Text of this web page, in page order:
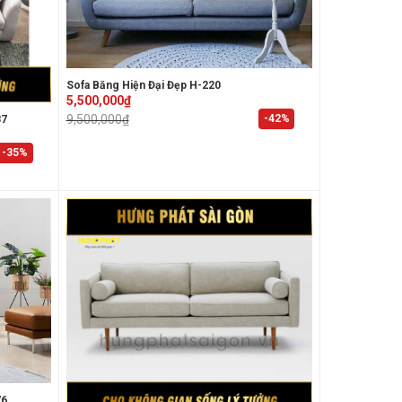
-35%
-42%
Sofa Băng Hiện Đại Đẹp H-220
9,500,000₫
Original
price
was:
5,500,000₫
Current
price
is: